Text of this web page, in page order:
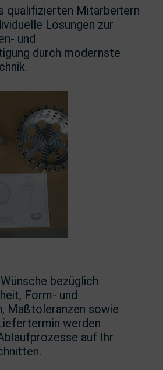
qualifizierten Mitarbeitern
Lösungen zur
und
durch modernste
bezüglich
Form- und
Maßtoleranzen sowie
werden
auf Ihr